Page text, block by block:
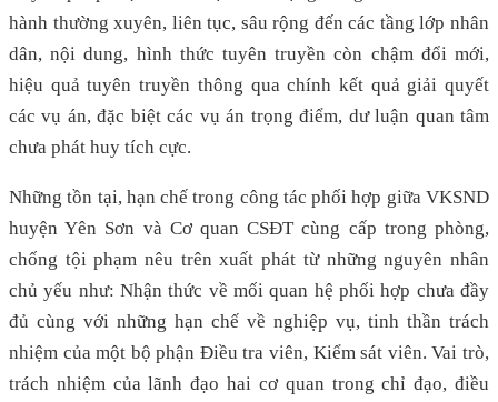
hành thường xuyên, liên tục, sâu rộng đến các tầng lớp nhân
dân, nội dung, hình thức tuyên truyền còn chậm đổi mới,
hiệu quả tuyên truyền thông qua chính kết quả giải quyết
các vụ án, đặc biệt các vụ án trọng điểm, dư luận quan tâm
chưa phát huy tích cực.
Những tồn tại, hạn chế trong công tác phối hợp giữa VKSND
huyện Yên Sơn và Cơ quan CSĐT cùng cấp trong phòng,
chống tội phạm nêu trên xuất phát từ những nguyên nhân
chủ yếu như: Nhận thức về mối quan hệ phối hợp chưa đầy
đủ cùng với những hạn chế về nghiệp vụ, tinh thần trách
nhiệm của một bộ phận Điều tra viên, Kiểm sát viên. Vai trò,
trách nhiệm của lãnh đạo hai cơ quan trong chỉ đạo, điều